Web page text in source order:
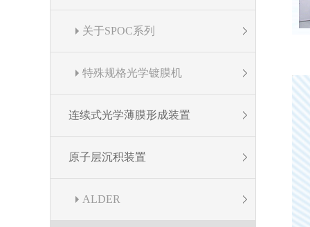
关于SPOC系列
特殊规格光学镀膜机
连续式光学薄膜形成装置
原子层沉积装置
ALDER